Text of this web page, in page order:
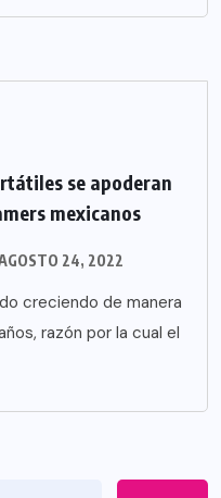
se apoderan
mexicanos
24, 2022
creciendo de manera
razón por la cual el